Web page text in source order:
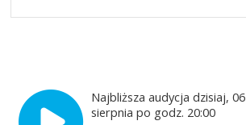
Najbliższa audycja dzisiaj, 06
sierpnia po godz. 20:00